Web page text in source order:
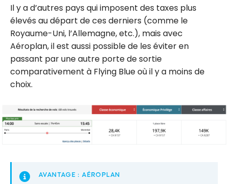
Il y a d’autres pays qui imposent des taxes plus
élevés au départ de ces derniers (comme le
Royaume-Uni, l’Allemagne, etc.), mais avec
Aéroplan, il est aussi possible de les éviter en
passant par une autre porte de sortie
comparativement à Flying Blue où il y a moins de
choix.
AVANTAGE : AÉROPLAN